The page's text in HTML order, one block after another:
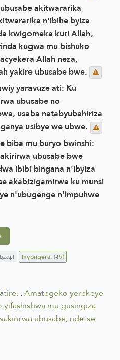
akitwararika
n'ibihe byiza
kwigomeka kuri Allah,
kugwa mu bishuko
Allah neza,
yakire ubusabe bwe.
yaravuze ati: Ku
ubusabe no
usaba natabyubahiriza
usibye we ubwe.
biba mu buryo bwinshi:
ubusabe bwe
ibibi bingana n'ibyiza
akabizigamirwa ku munsi
n'ubugenge n'impuhwe
Inyongera.(49)
.Amategeko yerekeye
mu gusingiza
ubusabe, ndetse